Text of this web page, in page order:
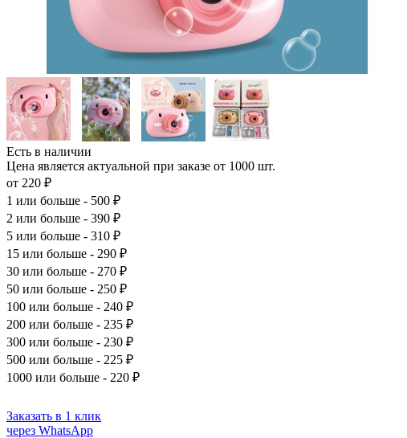
Есть в наличии
Цена является актуальной при заказе от 1000 шт.
от 220 ₽
1 или больше - 500 ₽
2 или больше - 390 ₽
5 или больше - 310 ₽
15 или больше - 290 ₽
30 или больше - 270 ₽
50 или больше - 250 ₽
100 или больше - 240 ₽
200 или больше - 235 ₽
300 или больше - 230 ₽
500 или больше - 225 ₽
1000 или больше - 220 ₽
Заказать в 1 клик
через WhatsApp